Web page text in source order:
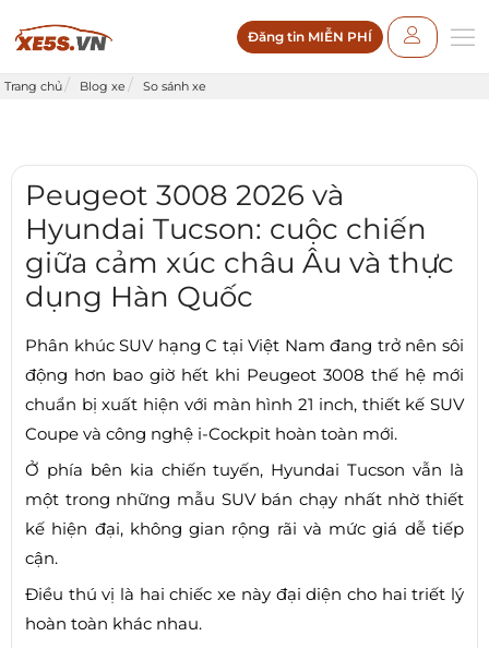
Đăng tin MIỄN PHÍ
Trang chủ Blog xe So sánh xe
Peugeot 3008 2026 và
Hyundai Tucson: cuộc chiến
giữa cảm xúc châu Âu và thực
dụng Hàn Quốc
Phân khúc SUV hạng C tại Việt Nam đang trở nên sôi
động hơn bao giờ hết khi Peugeot 3008 thế hệ mới
chuẩn bị xuất hiện với màn hình 21 inch, thiết kế SUV
Coupe và công nghệ i-Cockpit hoàn toàn mới.
Ở phía bên kia chiến tuyến, Hyundai Tucson vẫn là
một trong những mẫu SUV bán chạy nhất nhờ thiết
kế hiện đại, không gian rộng rãi và mức giá dễ tiếp
cận.
Điều thú vị là hai chiếc xe này đại diện cho hai triết lý
hoàn toàn khác nhau.